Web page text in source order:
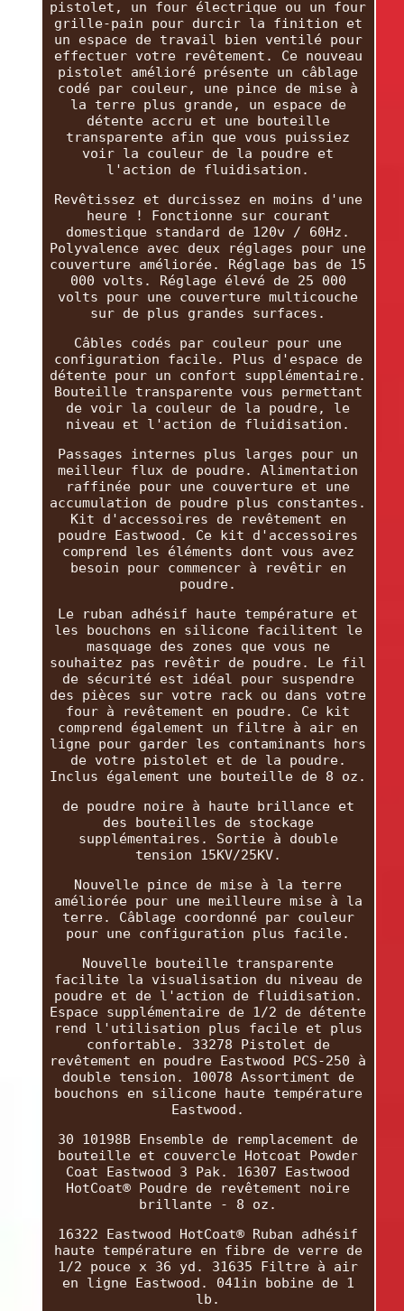
pistolet, un four électrique ou un four
grille-pain pour durcir la finition et
un espace de travail bien ventilé pour
effectuer votre revêtement. Ce nouveau
pistolet amélioré présente un câblage
codé par couleur, une pince de mise à
la terre plus grande, un espace de
détente accru et une bouteille
transparente afin que vous puissiez
voir la couleur de la poudre et
l'action de fluidisation.
Revêtissez et durcissez en moins d'une
heure ! Fonctionne sur courant
domestique standard de 120v / 60Hz.
Polyvalence avec deux réglages pour une
couverture améliorée. Réglage bas de 15
000 volts. Réglage élevé de 25 000
volts pour une couverture multicouche
sur de plus grandes surfaces.
Câbles codés par couleur pour une
configuration facile. Plus d'espace de
détente pour un confort supplémentaire.
Bouteille transparente vous permettant
de voir la couleur de la poudre, le
niveau et l'action de fluidisation.
Passages internes plus larges pour un
meilleur flux de poudre. Alimentation
raffinée pour une couverture et une
accumulation de poudre plus constantes.
Kit d'accessoires de revêtement en
poudre Eastwood. Ce kit d'accessoires
comprend les éléments dont vous avez
besoin pour commencer à revêtir en
poudre.
Le ruban adhésif haute température et
les bouchons en silicone facilitent le
masquage des zones que vous ne
souhaitez pas revêtir de poudre. Le fil
de sécurité est idéal pour suspendre
des pièces sur votre rack ou dans votre
four à revêtement en poudre. Ce kit
comprend également un filtre à air en
ligne pour garder les contaminants hors
de votre pistolet et de la poudre.
Inclus également une bouteille de 8 oz.
de poudre noire à haute brillance et
des bouteilles de stockage
supplémentaires. Sortie à double
tension 15KV/25KV.
Nouvelle pince de mise à la terre
améliorée pour une meilleure mise à la
terre. Câblage coordonné par couleur
pour une configuration plus facile.
Nouvelle bouteille transparente
facilite la visualisation du niveau de
poudre et de l'action de fluidisation.
Espace supplémentaire de 1/2 de détente
rend l'utilisation plus facile et plus
confortable. 33278 Pistolet de
revêtement en poudre Eastwood PCS-250 à
double tension. 10078 Assortiment de
bouchons en silicone haute température
Eastwood.
30 10198B Ensemble de remplacement de
bouteille et couvercle Hotcoat Powder
Coat Eastwood 3 Pak. 16307 Eastwood
HotCoat® Poudre de revêtement noire
brillante - 8 oz.
16322 Eastwood HotCoat® Ruban adhésif
haute température en fibre de verre de
1/2 pouce x 36 yd. 31635 Filtre à air
en ligne Eastwood. 041in bobine de 1
lb.